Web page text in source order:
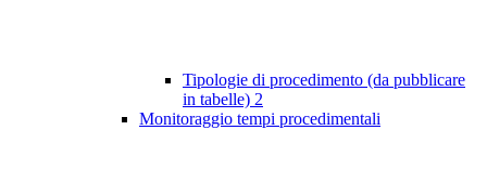
Tipologie di procedimento (da pubblicare
in tabelle) 2
Monitoraggio tempi procedimentali